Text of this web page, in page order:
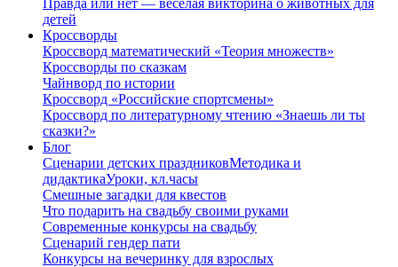
Правда или нет — веселая викторина о животных для
детей
Кроссворды
Кроссворд математический «Теория множеств»
Кроссворды по сказкам
Чайнворд по истории
Кроссворд «Российские спортсмены»
Кроссворд по литературному чтению «Знаешь ли ты
сказки?»
Блог
Сценарии детских праздниковМетодика и
дидактикаУроки, кл.часы
Смешные загадки для квестов
Что подарить на свадьбу своими руками
Современные конкурсы на свадьбу
Сценарий гендер пати
Конкурсы на вечеринку для взрослых